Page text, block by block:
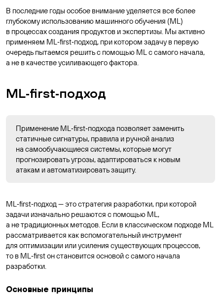
В последние годы особое внимание уделяется все более
глубокому использованию машинного обучения (ML)
в процессах создания продуктов и экспертизы. Мы активно
применяем ML‑first‑подход, при котором задачу в первую
очередь пытаемся решить с помощью ML с самого начала,
а не в качестве усиливающего фактора.
ML‑first‑подход
Применение ML‑first‑подхода позволяет заменить
статичные сигнатуры, правила и ручной анализ
на самообучающиеся системы, которые могут
прогнозировать угрозы, адаптироваться к новым
атакам и автоматизировать защиту.
ML‑first‑подход — это стратегия разработки, при которой
задачи изначально решаются с помощью ML,
а не традиционных методов. Если в классическом подходе ML
рассматривается как вспомогательный инструмент
для оптимизации или усиления существующих процессов,
то в ML‑first он становится основой с самого начала
разработки.
Основные принципы